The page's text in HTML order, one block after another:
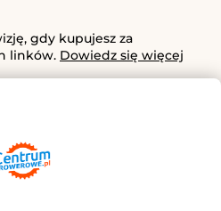
gdy kupujesz za
linków. Dowiedz się więcej